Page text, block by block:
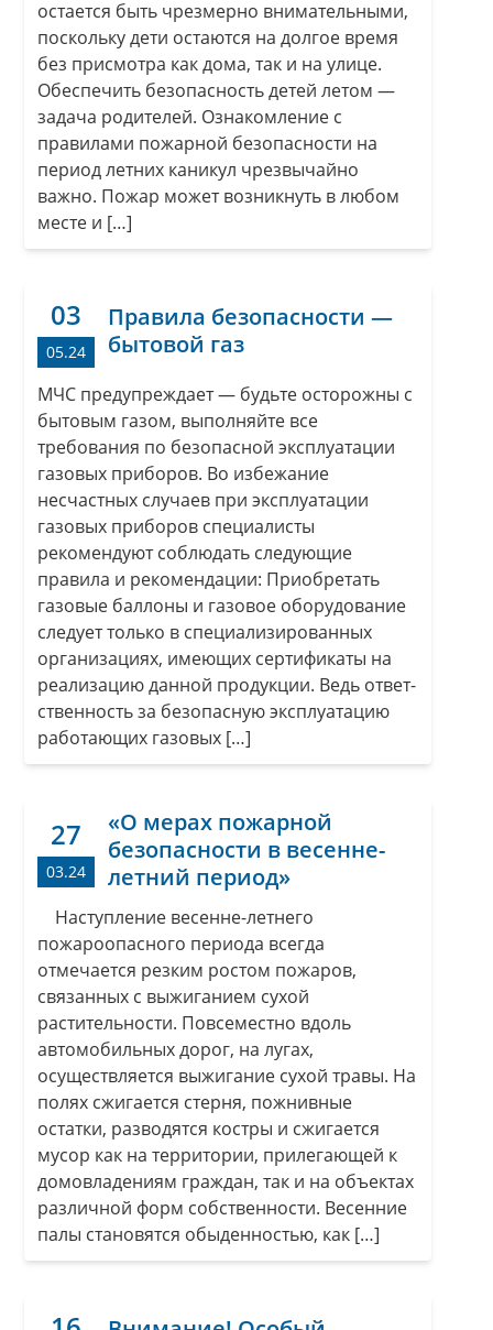
остается быть чрезмерно внимательными,
поскольку дети остаются на долгое время
без присмотра как дома, так и на улице.
Обеспечить безопасность детей летом —
задача родителей. Ознакомление с
правилами пожарной безопасности на
период летних каникул чрезвычайно
важно. Пожар может возникнуть в любом
месте и […]
03
05.24
Правила безопасности —
бытовой газ
МЧС предупреждает — будьте осторожны с
бытовым газом, выпол­няйте все
требования по безопасной эксплуатации
газовых приборов. Во избежание
несчастных случаев при эксплуатации
газовых приборов специалисты
рекомендуют соблюдать следующие
правила и рекомендации: Приобретать
газовые баллоны и газовое оборудование
следует только в специализирован­ных
организациях, имеющих сертификаты на
реализацию данной продукции. Ведь ответ­
ственность за безопасную эксплуатацию
работающих газовых […]
27
03.24
«О мерах пожарной
безопасности в весенне-
летний период»
Наступление весенне-летнего
пожароопасного периода всегда
отмечается резким ростом пожаров,
связанных с выжиганием сухой
растительности. Повсеместно вдоль
автомобильных дорог, на лугах,
осуществляется выжигание сухой травы. На
полях сжигается стерня, пожнивные
остатки, разводятся костры и сжигается
мусор как на территории, прилегающей к
домовладениям граждан, так и на объектах
различной форм собственности. Весенние
палы становятся обыденностью, как […]